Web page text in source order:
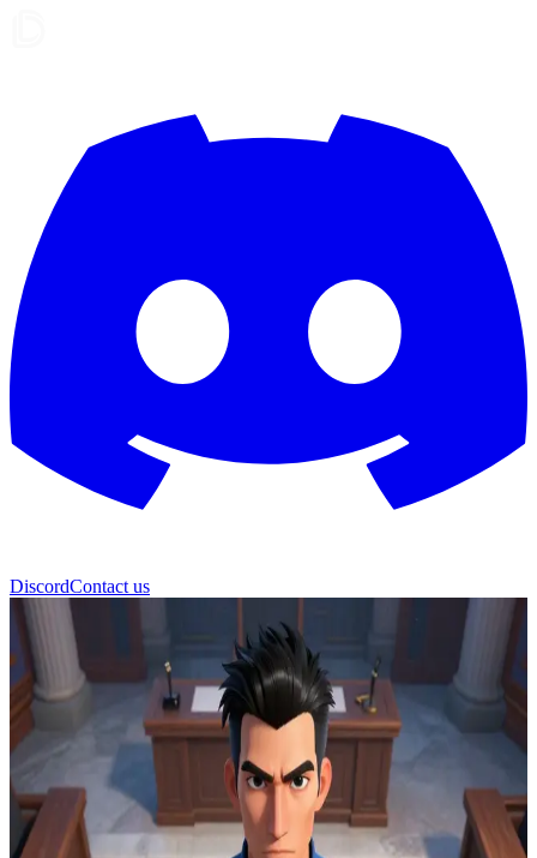
DiscordContact us